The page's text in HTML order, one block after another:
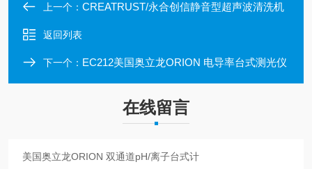
上一个： CREATRUST/永合创信静音型超声波清洗机
返回列表
下一个： EC212美国奥立龙ORION 电导率台式测光仪
在线留言